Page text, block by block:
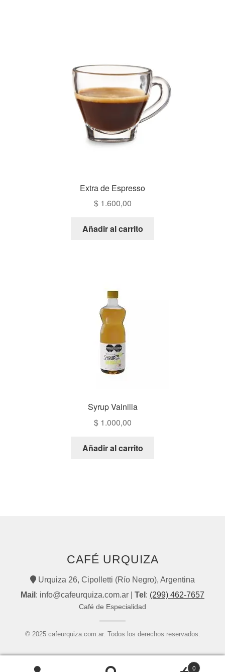
Extra de Espresso
$1.600,00
Añadir al carrito
Syrup Vainilla
$1.000,00
Añadir al carrito
CAFÉ URQUIZA
Urquiza 26, Cipolletti (Río Negro), Argentina
Mail : info@cafeurquiza.com.ar | Tel : (299) 462-7657
Café de Especialidad
© 2025 cafeurquiza.com.ar. Todos los derechos reservados.
0